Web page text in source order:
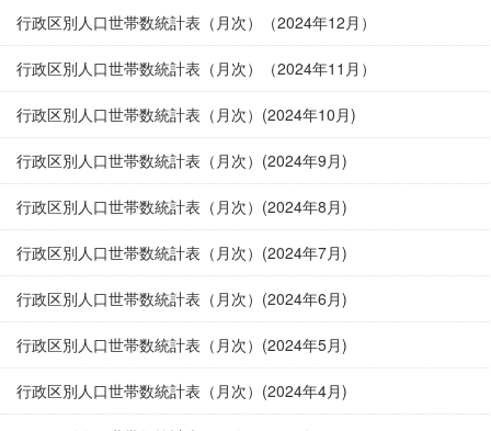
行政区別人口世帯数統計表（月次）（2024年12月）
行政区別人口世帯数統計表（月次）（2024年11月）
行政区別人口世帯数統計表（月次）(2024年10月)
行政区別人口世帯数統計表（月次）(2024年9月)
行政区別人口世帯数統計表（月次）(2024年8月)
行政区別人口世帯数統計表（月次）(2024年7月)
行政区別人口世帯数統計表（月次）(2024年6月)
行政区別人口世帯数統計表（月次）(2024年5月)
行政区別人口世帯数統計表（月次）(2024年4月)